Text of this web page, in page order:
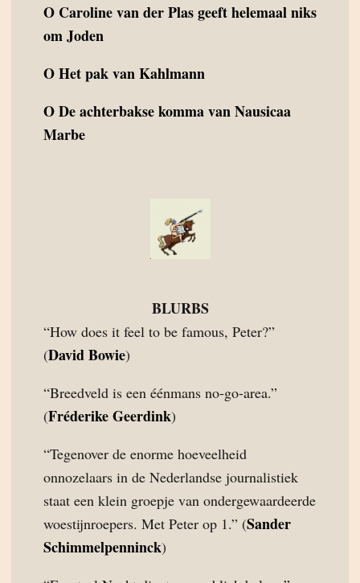
O Caroline van der Plas geeft helemaal niks
om Joden
OHet pak van Kahlmann
ODe achterbakse komma van Nausicaa
Marbe
BLURBS
“How does it feel to be famous, Peter?”
(David Bowie)
“Breedveld is een éénmans no-go-area.”
(Fréderike Geerdink)
“Tegenover de enorme hoeveelheid
onnozelaars in de Nederlandse journalistiek
staat een klein groepje van ondergewaardeerde
woestijnroepers. Met Peter op 1.” (Sander
Schimmelpenninck)